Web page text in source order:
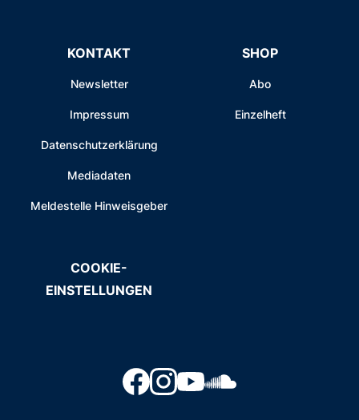
KONTAKT
Newsletter
Impressum
Datenschutzerklärung
Mediadaten
Meldestelle Hinweisgeber
SHOP
Abo
Einzelheft
COOKIE-
EINSTELLUNGEN